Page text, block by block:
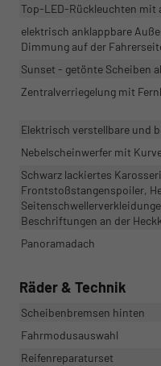
Top-LED-Rückleuchten mit
elektrisch anklappbare
Dimmung auf der
Sunset - getönte Scheiben
Zentralverriegelung mit
Elektrisch verstellbare und
Nebelscheinwerfer mit
Schwarz lackiertes
Frontstoßstangenspoiler,
Beschriftungen an der
Panoramadach
Räder & Technik
Scheibenbremsen hinten
Fahrmodusauswahl
Reifenreparaturset